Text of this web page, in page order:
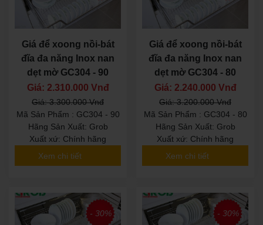
Giá để xoong nồi-bát
đĩa đa năng Inox nan
dẹt mờ GC304 - 90
Giá: 2.310.000 Vnđ
Giá: 3.300.000 Vnđ
Mã Sản Phẩm : GC304 - 90
Hãng Sản Xuất: Grob
Xuất xứ: Chính hãng
Xem chi tiết
Giá để xoong nồi-bát
đĩa đa năng Inox nan
dẹt mờ GC304 - 80
Giá: 2.240.000 Vnđ
Giá: 3.200.000 Vnđ
Mã Sản Phẩm : GC304 - 80
Hãng Sản Xuất: Grob
Xuất xứ: Chính hãng
Xem chi tiết
- 30% - 30%